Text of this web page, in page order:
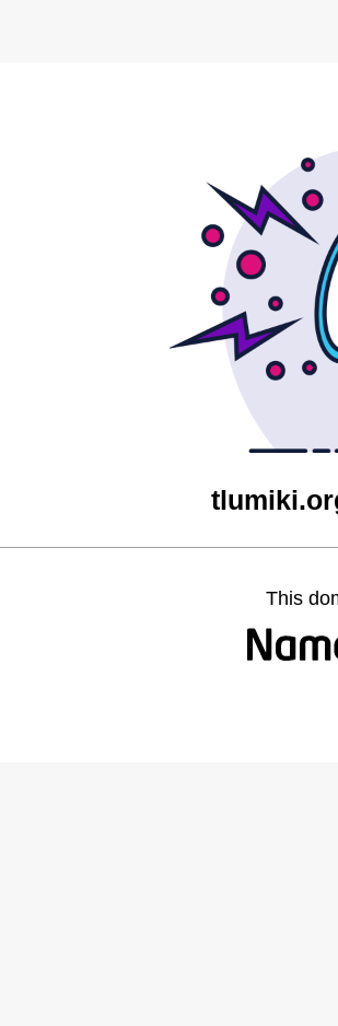
This